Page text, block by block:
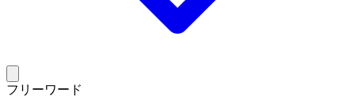
フリーワード